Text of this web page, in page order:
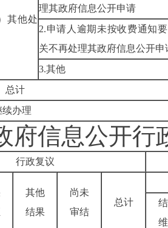
其他处
理其政府信息公开申请
2.申请人逾期未按收费通知
关不再处理其政府信息公开申
3.其他
总计
续办理
府信息公开行
行政复议
其他
结果
尚未
审结
总计